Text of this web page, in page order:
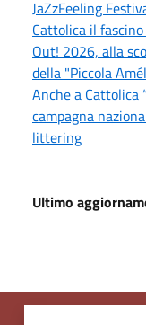
JaZzFeeling
Cattolica il
Out! 2026, alla
della "Piccola
Anche a Cattolica
campagna
littering
Ultimo